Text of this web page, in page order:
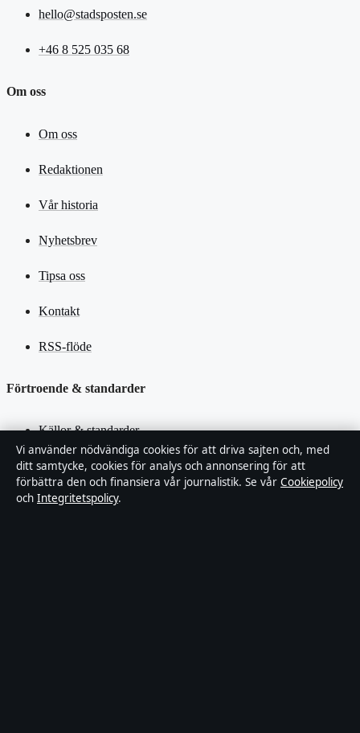
hello@stadsposten.se
+46 8 525 035 68
Om oss
Om oss
Redaktionen
Vår historia
Nyhetsbrev
Tipsa oss
Kontakt
RSS-flöde
Förtroende & standarder
Källor & standarder
Redaktionell policy
Rättelsepolicy
Vi använder nödvändiga cookies för att driva sajten och, med
ditt samtycke, cookies för analys och annonsering för att
förbättra den och finansiera vår journalistik. Se vår Cookiepolicy
och Integritetspolicy.